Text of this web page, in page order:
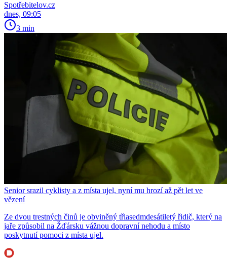
Spotřebitelov.cz
dnes, 09:05
3 min
Senior srazil cyklisty a z místa ujel, nyní mu hrozí až pět let ve
vězení
Ze dvou trestných činů je obviněný třiasedmdesátiletý řidič, který na
jaře způsobil na Žďársku vážnou dopravní nehodu a místo
poskytnutí pomoci z místa ujel.